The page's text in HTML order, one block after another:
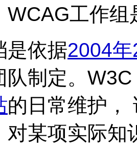
WCAG工作组
是依据2004
队制定。
的日常维护，
对某项实际知